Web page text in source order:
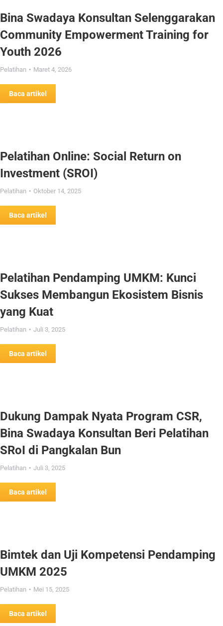
Bina Swadaya Konsultan Selenggarakan
Community Empowerment Training for
Youth 2026
Pelatihan Maret 4, 2026
Baca artikel
Pelatihan Online: Social Return on
Investment (SROI)
Pelatihan Oktober 14, 2025
Baca artikel
Pelatihan Pendamping UMKM: Kunci
Sukses Membangun Ekosistem Bisnis
yang Kuat
Pelatihan Juli 3, 2025
Baca artikel
Dukung Dampak Nyata Program CSR,
Bina Swadaya Konsultan Beri Pelatihan
SRoI di Pangkalan Bun
Pelatihan Juli 3, 2025
Baca artikel
Bimtek dan Uji Kompetensi Pendamping
UMKM 2025
Pelatihan Mei 15, 2025
Baca artikel